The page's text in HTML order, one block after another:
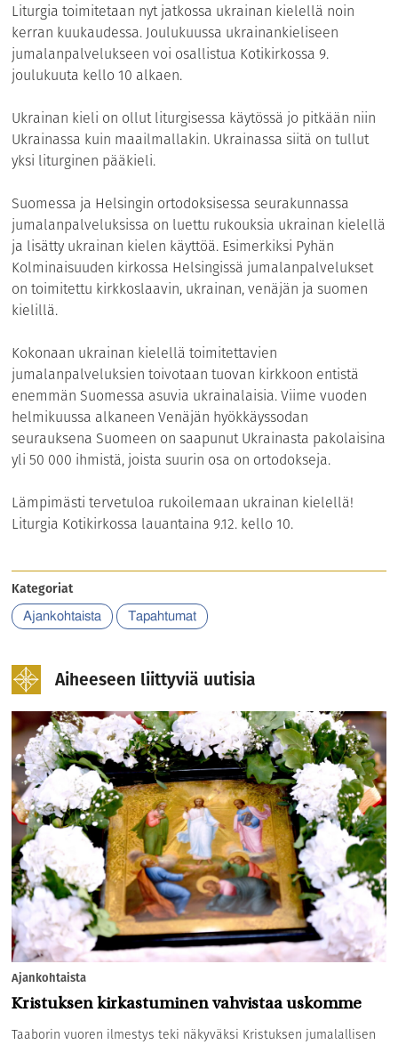
Liturgia toimitetaan nyt jatkossa ukrainan kielellä noin
kerran kuukaudessa. Joulukuussa ukrainankieliseen
jumalanpalvelukseen voi osallistua Kotikirkossa 9.
joulukuuta kello 10 alkaen.
Ukrainan kieli on ollut liturgisessa käytössä jo pitkään niin
Ukrainassa kuin maailmallakin. Ukrainassa siitä on tullut
yksi liturginen pääkieli.
Suomessa ja Helsingin ortodoksisessa seurakunnassa
jumalanpalveluksissa on luettu rukouksia ukrainan kielellä
ja lisätty ukrainan kielen käyttöä. Esimerkiksi Pyhän
Kolminaisuuden kirkossa Helsingissä jumalanpalvelukset
on toimitettu kirkkoslaavin, ukrainan, venäjän ja suomen
kielillä.
Kokonaan ukrainan kielellä toimitettavien
jumalanpalveluksien toivotaan tuovan kirkkoon entistä
enemmän Suomessa asuvia ukrainalaisia. Viime vuoden
helmikuussa alkaneen Venäjän hyökkäyssodan
seurauksena Suomeen on saapunut Ukrainasta pakolaisina
yli 50 000 ihmistä, joista suurin osa on ortodokseja.
Lämpimästi tervetuloa rukoilemaan ukrainan kielellä!
Liturgia Kotikirkossa lauantaina 9.12. kello 10.
Kategoriat
Ajankohtaista Tapahtumat
Aiheeseen liittyviä uutisia
Ajankohtaista
Kristuksen kirkastuminen vahvistaa uskomme
Taaborin vuoren ilmestys teki näkyväksi Kristuksen jumalallisen